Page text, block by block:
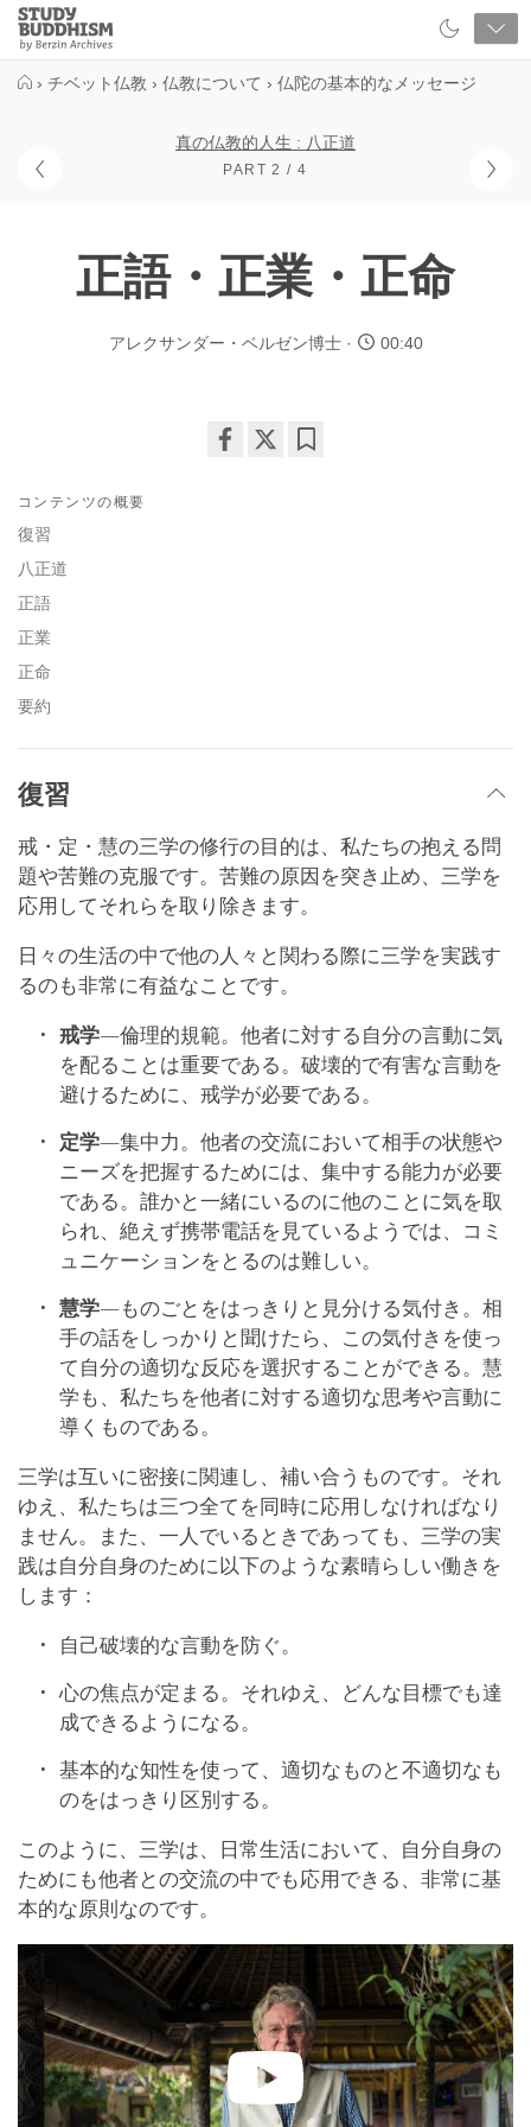
Close
Study
Buddhism
› チベット仏教 › 仏教について › 仏陀の基本的なメッセージ
真の仏教的人生 : 八正道
PART 2 / 4
正語・正業・正命
アレクサンダー・ベルゼン博士 00:40
コンテンツの概要
復習
八正道
正語
正業
正命
要約
復習
戒・定・慧の三学の修行の目的は、私たちの抱える問
題や苦難の克服です。苦難の原因を突き止め、三学を
応用してそれらを取り除きます。
日々の生活の中で他の人々と関わる際に三学を実践す
るのも非常に有益なことです。
戒学―倫理的規範。他者に対する自分の言動に気
を配ることは重要である。破壊的で有害な言動を
避けるために、戒学が必要である。
定学―集中力。他者の交流において相手の状態や
ニーズを把握するためには、集中する能力が必要
である。誰かと一緒にいるのに他のことに気を取
られ、絶えず携帯電話を見ているようでは、コミ
ュニケーションをとるのは難しい。
慧学―ものごとをはっきりと見分ける気付き。相
手の話をしっかりと聞けたら、この気付きを使っ
て自分の適切な反応を選択することができる。慧
学も、私たちを他者に対する適切な思考や言動に
導くものである。
三学は互いに密接に関連し、補い合うものです。それ
ゆえ、私たちは三つ全てを同時に応用しなければなり
ません。また、一人でいるときであっても、三学の実
践は自分自身のために以下のような素晴らしい働きを
します：
自己破壊的な言動を防ぐ。
心の焦点が定まる。それゆえ、どんな目標でも達
成できるようになる。
基本的な知性を使って、適切なものと不適切なも
のをはっきり区別する。
このように、三学は、日常生活において、自分自身の
ためにも他者との交流の中でも応用できる、非常に基
本的な原則なのです。